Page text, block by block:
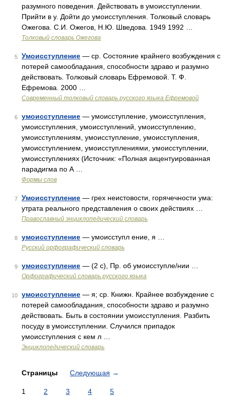
разумного поведения. Действовать в умоисступлении.
Прийти в у. Дойти до умоисступления. Толковый словарь
Ожегова. С.И. Ожегов, Н.Ю. Шведова. 1949 1992 …
Толковый словарь Ожегова
5 Умоисступление — ср. Состояние крайнего возбуждения с
потерей самообладания, способности здраво и разумно
действовать. Толковый словарь Ефремовой. Т. Ф.
Ефремова. 2000 …
Современный толковый словарь русского языка Ефремовой
6 умоисступление — умоисступление, умоисступления,
умоисступления, умоисступлений, умоисступлению,
умоисступлениям, умоисступление, умоисступления,
умоисступлением, умоисступлениями, умоисступлении,
умоисступлениях (Источник: «Полная акцентуированная
парадигма по А …
Формы слов
7 Умоисступление — грех неистовости, горячечности ума:
утрата реального представления о своих действиях …
Православный энциклопедический словарь
8 умоисступление — умоисступл ение, я …
Русский орфографический словарь
9 умоисступление — (2 с), Пр. об умоисступле/нии …
Орфографический словарь русского языка
10 умоисступление — я; ср. Книжн. Крайнее возбуждение с
потерей самообладания, способности здраво и разумно
действовать. Быть в состоянии умоисступления. Разбить
посуду в умоисступлении. Случился припадок
умоисступления с кем л …
Энциклопедический словарь
Страницы Следующая →
1 2 3 4 5